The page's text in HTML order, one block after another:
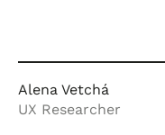
Alena Vetchá
UX Researcher